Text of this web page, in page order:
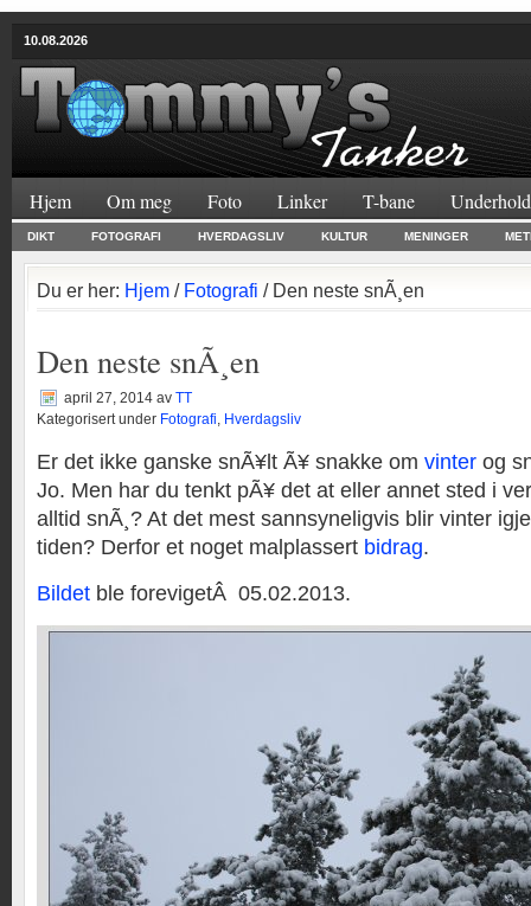
10.08.2026
Hjem Om meg Foto Linker T-bane
DIKT FOTOGRAFI HVERDAGSLIV KULTUR MENINGER
Du er her: Hjem / Fotografi / Den neste snÃ¸en
Den neste snÃ¸en
april 27, 2014 av TT
Kategorisert under Fotografi, Hverdagsliv
Er det ikke ganske snÃ¥lt Ã¥ snakke om vinter og
Jo. Men har du tenkt pÃ¥ det at eller annet sted i
alltid snÃ¸? At det mest sannsyneligvis blir vinter
tiden? Derfor et noget malplassert bidrag.
Bildet ble forevigetÂ 05.02.2013.